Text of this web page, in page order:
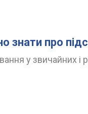
знати про
у звичайних і